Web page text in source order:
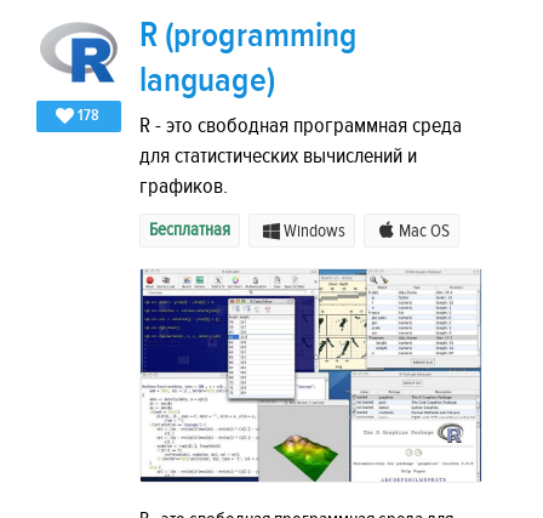
178
R (programming
language)
R - это свободная программная среда
для статистических вычислений и
графиков.
Бесплатная Windows Mac OS